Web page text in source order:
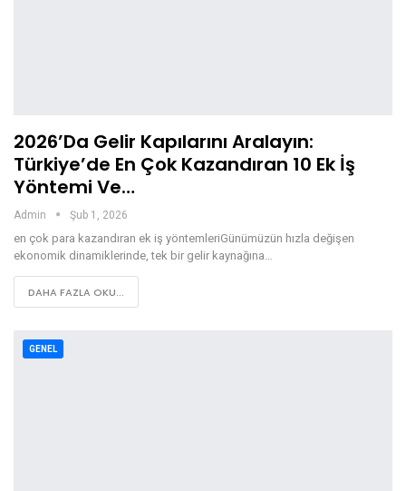
2026’da Gelir Kapılarını Aralayın:
Türkiye’de En Çok Kazandıran 10 Ek İş
Yöntemi Ve…
Admin Şub 1, 2026
en çok para kazandıran ek iş yöntemleriGünümüzün hızla değişen
ekonomik dinamiklerinde, tek bir gelir kaynağına…
DAHA FAZLA OKU...
GENEL